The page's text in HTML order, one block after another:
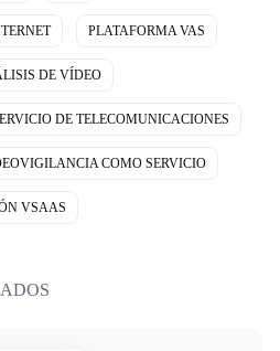
PLATAFORMA VAS
DE VÍDEO
DE TELECOMUNICACIONES
COMO SERVICIO
VSAAS